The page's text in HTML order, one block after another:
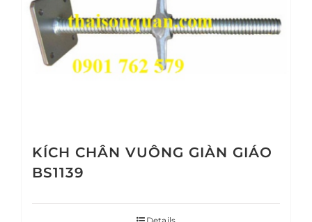
KÍCH CHÂN VUÔNG GIÀN GIÁO
BS1139